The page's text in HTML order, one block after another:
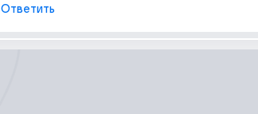
Ответить